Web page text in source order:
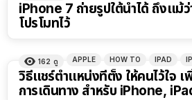
iPhone 7 ถ่ายรูปใต้น้ำได้ ถึงแม้ว่
โปรโมทไว้
162 ดู APPLE HOW TO IPAD
วิธีแชร์ตำแหน่งที่ตั้ง ให้คนไว้ใจ
การเดินทาง สำหรับ iPhone,